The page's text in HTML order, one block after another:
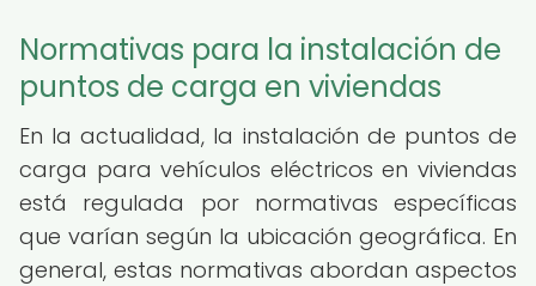
Normativas para la instalación de
puntos de carga en viviendas
En la actualidad, la instalación de puntos de
carga para vehículos eléctricos en viviendas
está regulada por normativas específicas
que varían según la ubicación geográfica. En
general, estas normativas abordan aspectos